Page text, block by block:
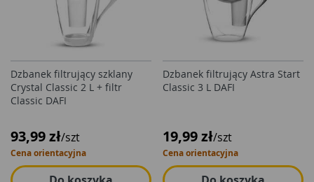
Dzbanek filtrujący szklany
Crystal Classic 2 L + filtr
Classic DAFI
93,99 zł/szt
Cena orientacyjna
Dzbanek filtrujący Astra Start
Classic 3 L DAFI
19,99 zł/szt
Cena orientacyjna